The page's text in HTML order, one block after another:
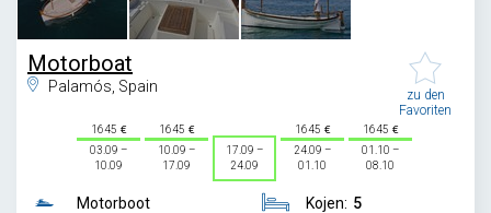
Motorboat
Palamós, Spain
zu den
Favoriten
1645
03.09 –
10.09
1645
10.09 –
17.09
17.09 –
24.09
1645
24.09 –
01.10
1645
01.10 –
08.10
Motorboot
Kojen: 5